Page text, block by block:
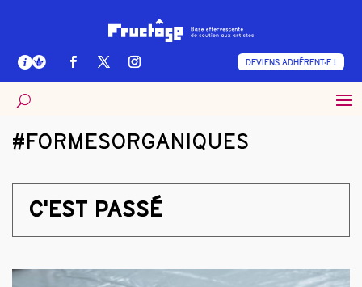
DEVIENS ADHÉRENT·E !
#FORMESORGANIQUES
C'EST PASSÉ